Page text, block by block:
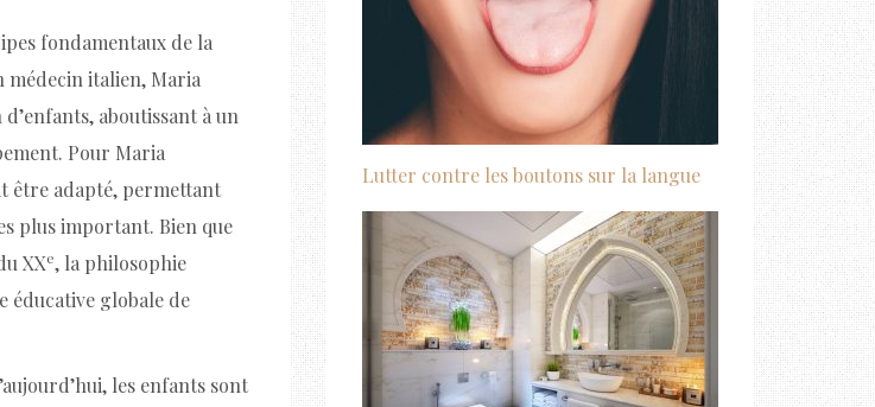
fondamentaux de la
médecin italien, Maria
d’enfants, aboutissant à un
Pour Maria
être adapté, permettant
plus important. Bien que
XXe, la philosophie
éducative globale de
les enfants sont
Lutter contre les boutons sur la langue